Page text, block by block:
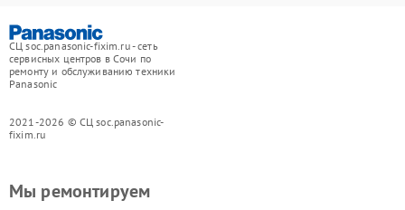
СЦ soc.panasonic-fixim.ru - сеть
сервисных центров в Сочи по
ремонту и обслуживанию техники
Panasonic
2021-2026 © СЦ soc.panasonic-
fixim.ru
Мы ремонтируем